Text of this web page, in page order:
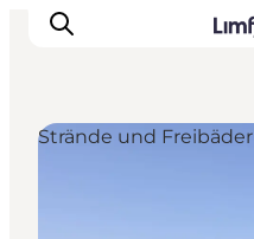
Strände und Freibäder